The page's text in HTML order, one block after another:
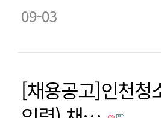
09-03
[채용공고]인천청